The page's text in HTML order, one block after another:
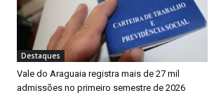
Destaques
Vale do Araguaia registra mais de 27 mil
admissões no primeiro semestre de 2026